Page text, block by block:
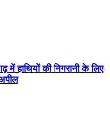
में हाथियों की निगरानी के लिए